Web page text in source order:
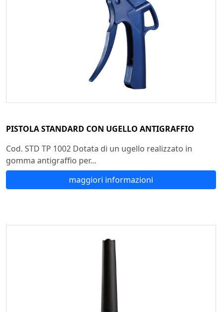
PISTOLA STANDARD CON UGELLO ANTIGRAFFIO
Cod. STD TP 1002 Dotata di un ugello realizzato in
gomma antigraffio per...
maggiori informazioni